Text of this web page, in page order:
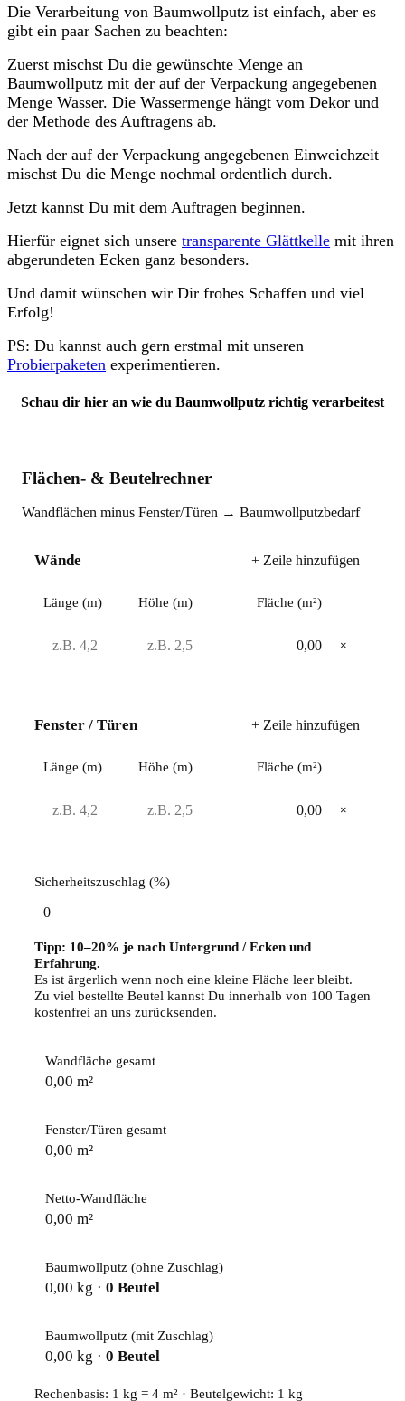
Die Verarbeitung von Baumwollputz ist einfach, aber es
gibt ein paar Sachen zu beachten:
Zuerst mischst Du die gewünschte Menge an
Baumwollputz mit der auf der Verpackung angegebenen
Menge Wasser. Die Wassermenge hängt vom Dekor und
der Methode des Auftragens ab.
Nach der auf der Verpackung angegebenen Einweichzeit
mischst Du die Menge nochmal ordentlich durch.
Jetzt kannst Du mit dem Auftragen beginnen.
Hierfür eignet sich unsere transparente Glättkelle mit ihren
abgerundeten Ecken ganz besonders.
Und damit wünschen wir Dir frohes Schaffen und viel
Erfolg!
PS: Du kannst auch gern erstmal mit unseren
Probierpaketen experimentieren.
Schau dir hier an wie du Baumwollputz richtig verarbeitest
Flächen- & Beutelrechner
Wandflächen minus Fenster/Türen → Baumwollputzbedarf
Wände + Zeile hinzufügen
Länge (m) Höhe (m) Fläche (m²)
0,00 ×
Fenster / Türen + Zeile hinzufügen
Länge (m) Höhe (m) Fläche (m²)
0,00 ×
Sicherheitszuschlag (%)
Tipp: 10–20% je nach Untergrund / Ecken und
Erfahrung.
Es ist ärgerlich wenn noch eine kleine Fläche leer bleibt.
Zu viel bestellte Beutel kannst Du innerhalb von 100 Tagen
kostenfrei an uns zurücksenden.
Wandfläche gesamt
0,00 m²
Fenster/Türen gesamt
0,00 m²
Netto-Wandfläche
0,00 m²
Baumwollputz (ohne Zuschlag)
0,00 kg · 0 Beutel
Baumwollputz (mit Zuschlag)
0,00 kg · 0 Beutel
Rechenbasis: 1 kg = 4 m² · Beutelgewicht: 1 kg